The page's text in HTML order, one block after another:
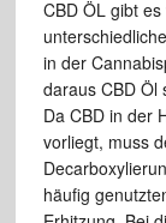
CBD ÖL gibt
in der
daraus CBD Öl
Da CBD in der
vorliegt, muss
häufig